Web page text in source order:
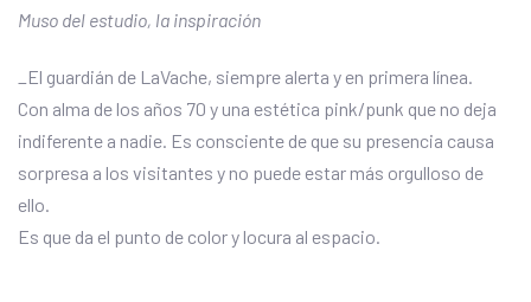
Muso del estudio, la inspiración
_El guardián de LaVache, siempre alerta y en primera línea.
Con alma de los años 70 y una estética pink/punk que no deja
indiferente a nadie. Es consciente de que su presencia causa
sorpresa a los visitantes y no puede estar más orgulloso de
ello.
Es que da el punto de color y locura al espacio.